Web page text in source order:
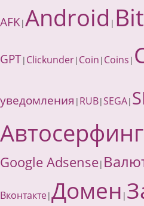
AFK|Android |
GPT| Clickunder| Coin | Coins |
уведомления | RUB|SEGA|
Автосерфинг
Google Adsense|
Вконтакте|Домен |